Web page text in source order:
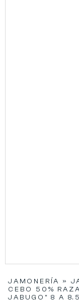
JAMONERÍA »
CEBO 50%
JABUGO” 8 A